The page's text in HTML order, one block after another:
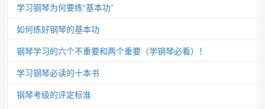
学习钢琴为何要练“基本功”
如何练好钢琴的基本功
钢琴学习的六个不重要和两个重要（学钢琴必看）！
学习钢琴必读的十本书
钢琴考级的评定标准